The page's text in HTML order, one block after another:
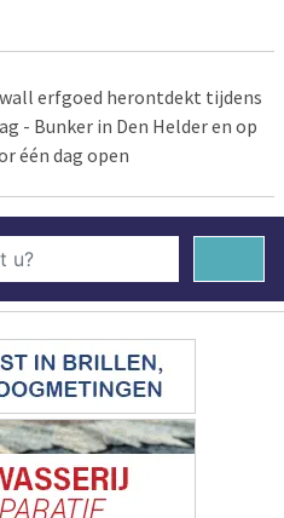
erfgoed herontdekt tijdens
- Bunker in Den Helder en op
één dag open